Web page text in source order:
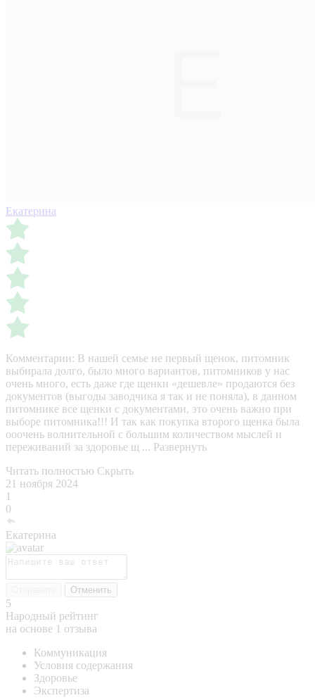
Екатерина
Комментарии: В нашей семье не первый щенок, питомник
выбирала долго, было много вариантов, питомников у нас
очень много, есть даже где щенки «дешевле» продаются без
документов (выгоды заводчика я так и не поняла), в данном
питомнике все щенки с документами, это очень важно при
выборе питомника!!! И так как покупка второго щенка была
ооочень волнительной с большим количеством мыслей и
переживаний за здоровье щ ... Развернуть
Читать полностью Скрыть
21 ноября 2024
1
0
Екатерина
Отменить
5
Народный рейтинг
на основе 1 отзыва
Коммуникация
Условия содержания
Здоровье
Экспертиза